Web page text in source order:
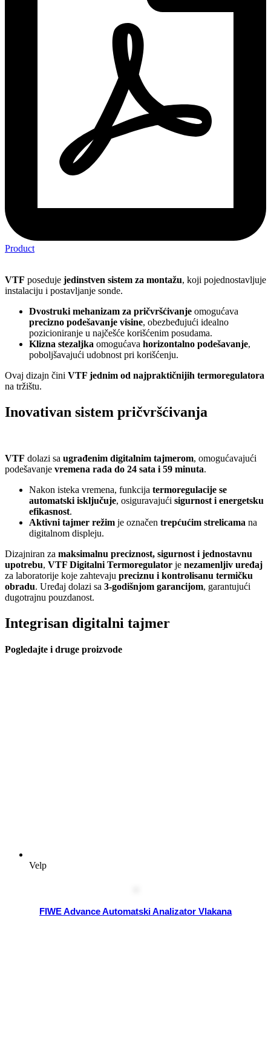
Product
VTF poseduje jedinstven sistem za montažu, koji pojednostavljuje
instalaciju i postavljanje sonde.
Dvostruki mehanizam za pričvršćivanje omogućava
precizno podešavanje visine, obezbeđujući idealno
pozicioniranje u najčešće korišćenim posudama.
Klizna stezaljka omogućava horizontalno podešavanje,
poboljšavajući udobnost pri korišćenju.
Ovaj dizajn čini VTF jednim od najpraktičnijih termoregulatora
na tržištu.
Inovativan sistem pričvršćivanja
VTF dolazi sa ugrađenim digitalnim tajmerom, omogućavajući
podešavanje vremena rada do 24 sata i 59 minuta.
Nakon isteka vremena, funkcija termoregulacije se
automatski isključuje, osiguravajući sigurnost i energetsku
efikasnost.
Aktivni tajmer režim je označen trepćućim strelicama na
digitalnom displeju.
Dizajniran za maksimalnu preciznost, sigurnost i jednostavnu
upotrebu, VTF Digitalni Termoregulator je nezamenljiv uređaj
za laboratorije koje zahtevaju preciznu i kontrolisanu termičku
obradu. Uređaj dolazi sa 3-godišnjom garancijom, garantujući
dugotrajnu pouzdanost.
Integrisan digitalni tajmer
Pogledajte i druge proizvode
Velp
FIWE Advance Automatski Analizator Vlakana